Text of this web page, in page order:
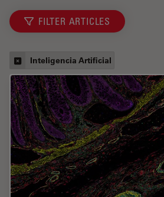
FILTER ARTICLES
Inteligencia Artificial